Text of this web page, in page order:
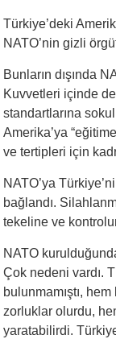
Türkiye’deki
NATO’nin gizli
Bunların dışında
Kuvvetleri içinde
standartlarına
Amerika’ya
ve tertipleri için
NATO’ya
bağlandı.
tekeline ve
NATO
Çok nedeni vardı.
bulunmamıştı,
zorluklar olurdu,
yaratabilirdi.